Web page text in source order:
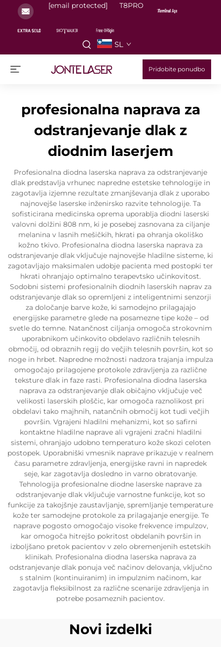
[email protected] T8PRO
SL
Pridobite ponudbo
profesionalna naprava za
odstranjevanje dlak z
diodnim laserjem
Profesionalna diodna laserska naprava za odstranjevanje
dlak predstavlja vrhunec napredne estetske tehnologije in
zagotavlja izjemne rezultate zmanjševanja dlak z uporabo
najnovejše laserske inženirsko razvite tehnologije. Ta
sofisticirana medicinska oprema uporablja diodni laserski
valovni dolžini 808 nm, ki je posebej zasnovana za ciljanje
melanina v lasnih mešičkih, hkrati pa ohranja okoliško
kožno tkivo. Profesionalna diodna laserska naprava za
odstranjevanje dlak vključuje najnovejše hladilne sisteme, ki
zagotavljajo maksimalen udobje pacienta med postopki ter
hkrati ohranjajo optimalno terapevtsko učinkovitost.
Sodobni sistemi profesionalnih diodnih laserskih naprav za
odstranjevanje dlak so opremljeni z inteligentnimi senzorji
za določanje barve kože, ki samodejno prilagajajo
energijske parametre glede na posamezne tipe kože – od
svetle do temne. Natančnost ciljanja omogoča strokovnim
uporabnikom učinkovito obdelavo različnih telesnih
območij, od obraznih regij do večjih telesnih površin, kot so
noge in hrbet. Napredne možnosti nadzora trajanja impulza
omogočajo prilagojene protokole zdravljenja za različne
teksture dlak in faze rasti. Profesionalna diodna laserska
naprava za odstranjevanje dlak običajno vključuje več
velikosti laserskih ploščic, kar omogoča raznolikost pri
obdelavi tako majhnih, natančnih območij kot tudi večjih
površin. Vgrajeni hladilni mehanizmi, kot so safirni
kontaktne hladilne naprave ali vgrajeni zračni hladilni
sistemi, ohranjajo udobno temperaturo kože skozi celoten
postopek. Uporabniški vmesnik naprave prikazuje v realnem
času parametre zdravljenja, energijske ravni in napredek
seje, kar zagotavlja dosledno in varno obratovanje.
Tehnologija profesionalne diodne laserske naprave za
odstranjevanje dlak vključuje varnostne funkcije, kot so
funkcije za takojšnje zaustavljanje, spremljanje temperature
kože ter samodejne protokole za prilagajanje energije. Te
naprave pogosto omogočajo visoke frekvence impulzov,
kar omogoča hitrejšo pokritost obdelanih površin in
izboljšano pretok pacientov v zelo obremenjenih estetskih
klinikah. Profesionalna diodna laserska naprava za
odstranjevanje dlak ponuja več načinov delovanja, vključno
s stalnim (kontinuiranim) in impulznim načinom, kar
zagotavlja fleksibilnost za različne scenarije zdravljenja in
potrebe posameznih pacientov.
Novi izdelki